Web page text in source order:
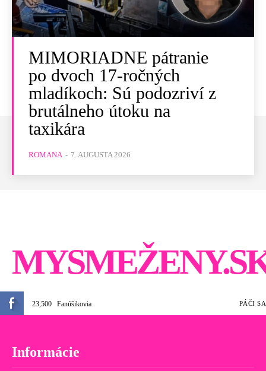
MIMORIADNE pátranie
po dvoch 17-ročných
mladíkoch: Sú podozriví z
brutálneho útoku na
taxikára
ROMANA - 7. AUGUSTA 2026
23,500 Fanúšikovia PÁČI SA
Informácie